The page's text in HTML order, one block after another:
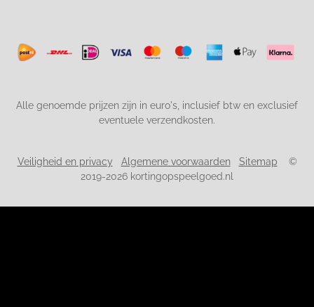
Alle genoemde prijzen zijn in euro's, inclusief btw en exclusief
eventuele verzendkosten.
Veiligheid en privacy Algemene voorwaarden Sitemap ©
2019-2026 kortingopspeelgoed.nl